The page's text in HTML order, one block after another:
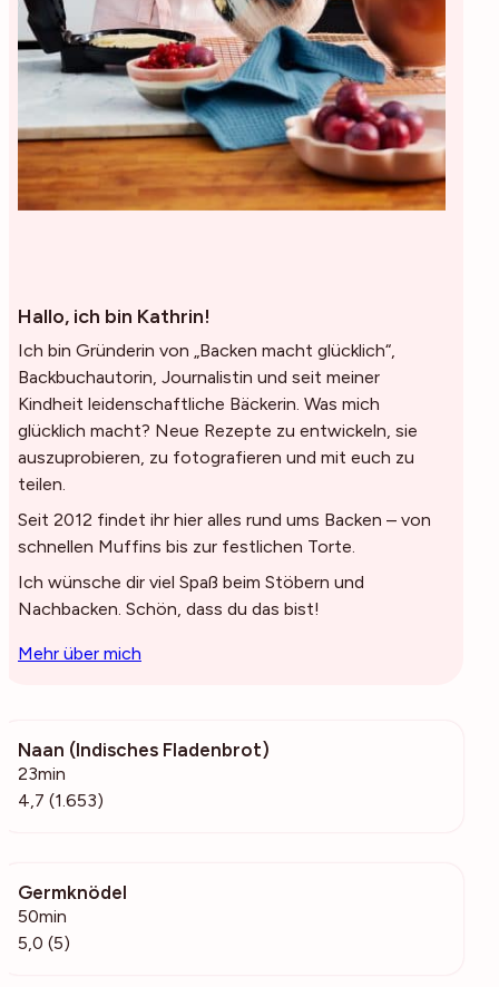
Hallo, ich bin Kathrin!
Ich bin Gründerin von „Backen macht glücklich“,
Backbuchautorin, Journalistin und seit meiner
Kindheit leidenschaftliche Bäckerin. Was mich
glücklich macht? Neue Rezepte zu entwickeln, sie
auszuprobieren, zu fotografieren und mit euch zu
teilen.
Seit 2012 findet ihr hier alles rund ums Backen – von
schnellen Muffins bis zur festlichen Torte.
Ich wünsche dir viel Spaß beim Stöbern und
Nachbacken. Schön, dass du das bist!
Mehr über mich
Naan (Indisches Fladenbrot)
23min
4,7 (1.653)
Germknödel
50min
5,0 (5)